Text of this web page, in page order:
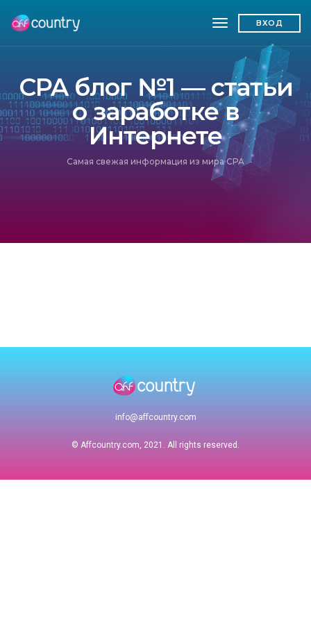
toggleВХОД
CPA блог №1 — статьи
о заработке в
Интернете
Самая свежая информация из мира CPA
info@affcountry.com
© Affcountry.com, 2021. All rights reserved.